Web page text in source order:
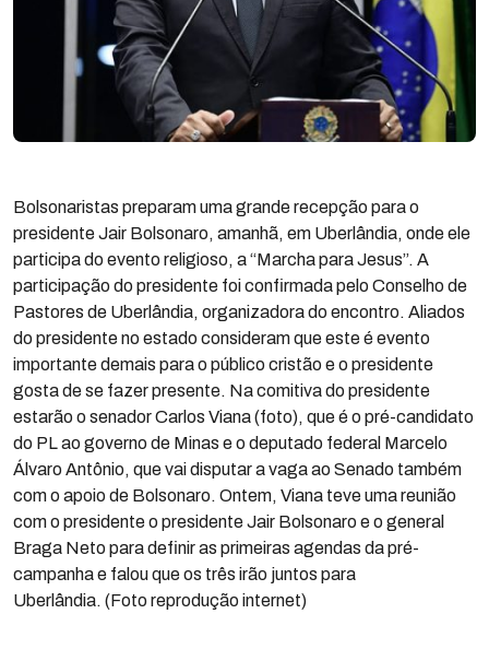
Bolsonaristas preparam uma grande recepção para o
presidente Jair Bolsonaro, amanhã, em Uberlândia, onde ele
participa do evento religioso, a “Marcha para Jesus”. A
participação do presidente foi confirmada pelo Conselho de
Pastores de Uberlândia, organizadora do encontro. Aliados
do presidente no estado consideram que este é evento
importante demais para o público cristão e o presidente
gosta de se fazer presente. Na comitiva do presidente
estarão o senador Carlos Viana (foto), que é o pré-candidato
do PL ao governo de Minas e o deputado federal Marcelo
Álvaro Antônio, que vai disputar a vaga ao Senado também
com o apoio de Bolsonaro. Ontem, Viana teve uma reunião
com o presidente o presidente Jair Bolsonaro e o general
Braga Neto para definir as primeiras agendas da pré-
campanha e falou que os três irão juntos para
Uberlândia. (Foto reprodução internet)